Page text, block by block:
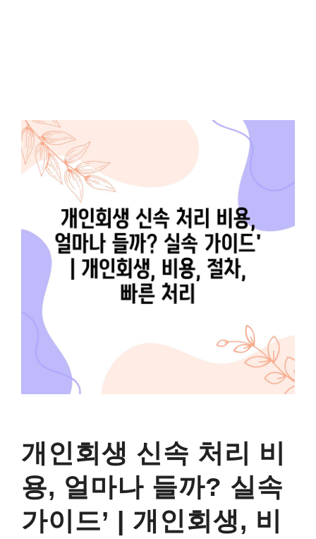
개인회생 신속 처리 비
용, 얼마나 들까? 실속
가이드’ | 개인회생, 비